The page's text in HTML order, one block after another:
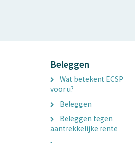
Beleggen
Wat betekent ECSP
voor u?
Beleggen
Beleggen tegen
aantrekkelijke rente